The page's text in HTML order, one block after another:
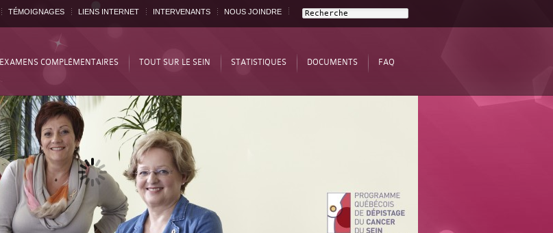
TÉMOIGNAGES LIENS INTERNET INTERVENANTS NOUS JOINDRE
EXAMENS COMPLÉMENTAIRES TOUT SUR LE SEIN STATISTIQUES DOCUMENTS FAQ